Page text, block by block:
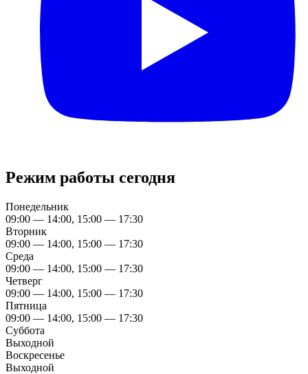
Режим работы сегодня
Понедельник
09:00 — 14:00, 15:00 — 17:30
Вторник
09:00 — 14:00, 15:00 — 17:30
Среда
09:00 — 14:00, 15:00 — 17:30
Четверг
09:00 — 14:00, 15:00 — 17:30
Пятница
09:00 — 14:00, 15:00 — 17:30
Суббота
Выходной
Воскресенье
Выходной